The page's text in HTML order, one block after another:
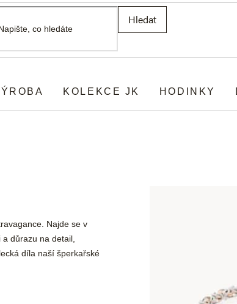
Hledat
KOLEKCE JK HODINKY
Najde se v
důrazu na detail,
díla naší šperkařské